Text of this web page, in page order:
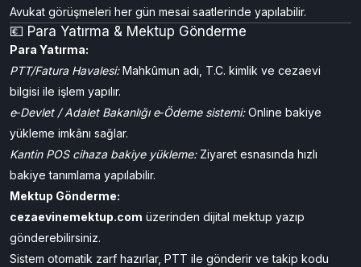
Açık Görüş:Ayda bir düzenlenir; genellikle 10:00–15:00 arası
yapılır.
Kesin tarih ve görüş saatleri, cezaevi ilan panosunda veya resmi
duyurularla paylaşılır.
Avukat görüşmeleri her gün mesai saatlerinde yapılabilir.
💶 Para Yatırma & Mektup Gönderme
Para Yatırma:
PTT/Fatura Havalesi:Mahkûmun adı, T.C. kimlik ve cezaevi
bilgisi ile işlem yapılır.
e‑Devlet / Adalet Bakanlığı e‑Ödeme sistemi:
yükleme imkânı sağlar.
Kantin POS cihaza bakiye yükleme:
bakiye tanımlama yapılabilir.